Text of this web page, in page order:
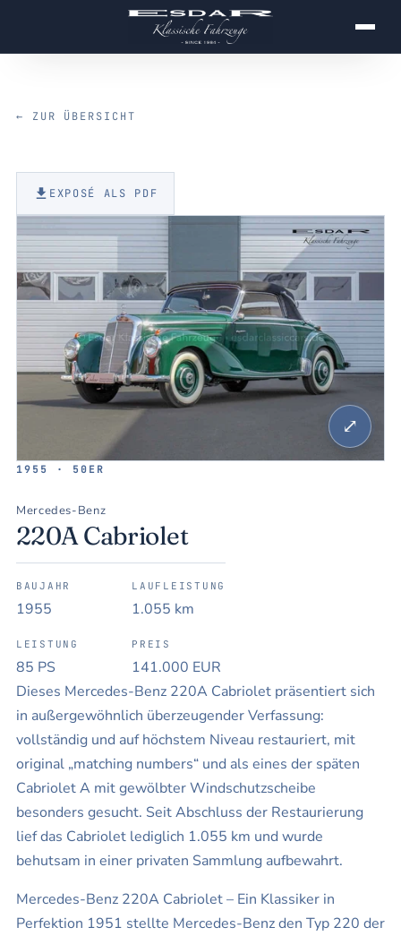
← ZUR ÜBERSICHT
1955 · 50ER
Mercedes-Benz
220A Cabriolet
BAUJAHR
1955
LAUFLEISTUNG
1.055 km
LEISTUNG
85 PS
PREIS
141.000 EUR
Dieses Mercedes-Benz 220A Cabriolet präsentiert sich
in außergewöhnlich überzeugender Verfassung:
vollständig und auf höchstem Niveau restauriert, mit
original „matching numbers“ und als eines der späten
Cabriolet A mit gewölbter Windschutzscheibe
besonders gesucht. Seit Abschluss der Restaurierung
lief das Cabriolet lediglich 1.055 km und wurde
behutsam in einer privaten Sammlung aufbewahrt.
Mercedes-Benz 220A Cabriolet – Ein Klassiker in
Perfektion 1951 stellte Mercedes-Benz den Typ 220 der
⤢
EXPOSÉ ALS PDF